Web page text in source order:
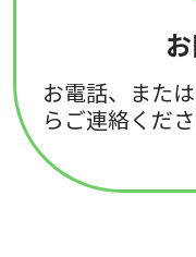
お電話、また
らご連絡くださ